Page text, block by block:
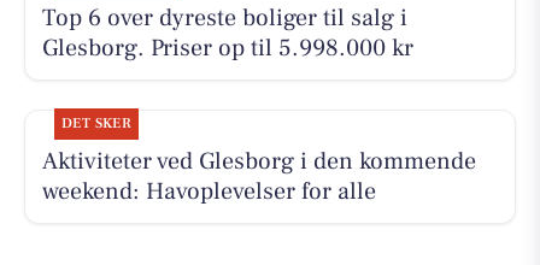
Top 6 over dyreste boliger til salg i
Glesborg. Priser op til 5.998.000 kr
DET SKER
Aktiviteter ved Glesborg i den kommende
weekend: Havoplevelser for alle